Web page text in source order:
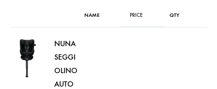
NAME PRICE QTY
NUNA
SEGGI
OLINO
AUTO